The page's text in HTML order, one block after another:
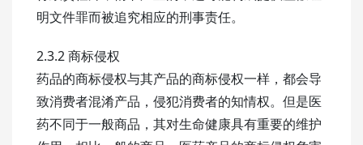
明文件罪而被追究相应的刑事责任。
2.3.2 商标侵权
药品的商标侵权与其产品的商标侵权一样，都会导
致消费者混淆产品，侵犯消费者的知情权。但是医
药不同于一般商品，其对生命健康具有重要的维护